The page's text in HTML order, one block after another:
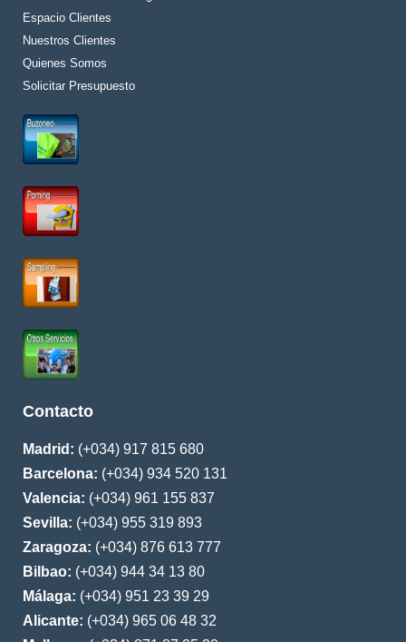
Espacio Clientes
Nuestros Clientes
Quienes Somos
Solicitar Presupuesto
Contacto
Madrid: (+034) 917 815 680
Barcelona: (+034) 934 520 131
Valencia: (+034) 961 155 837
Sevilla: (+034) 955 319 893
Zaragoza: (+034) 876 613 777
Bilbao: (+034) 944 34 13 80
Málaga: (+034) 951 23 39 29
Alicante: (+034) 965 06 48 32